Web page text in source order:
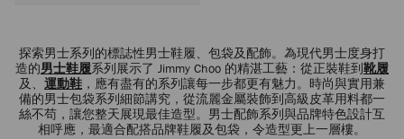
頁探索男士系列的標誌性男士鞋履、包袋及配飾。為現代男士度身打
造的男士鞋履系列展示了 Jimmy Choo 的精湛工藝：從正裝鞋到 靴履
及、 運動鞋 ，應有盡有的系列讓每一步都更有魅力。時尚與實用兼
備的男士包袋系列細節講究，從流麗金屬裝飾到高級皮革用料都一
絲不苟，讓您整天展現最佳造型。男士配飾系列與品牌特色設計互
相呼應，最適合配搭品牌鞋履及包袋，令造型更上一層樓。